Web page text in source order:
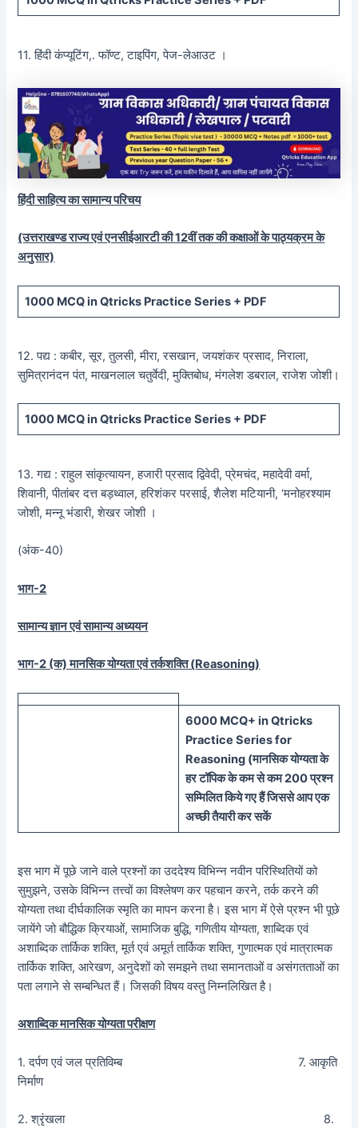
11. हिंदी कंप्यूटिंग,. फॉण्ट, टाइपिंग, पेज-लेआउट ।
हिंदी साहित्य का सामान्य परिचय
(उत्तराखण्ड राज्य एवं एनसीईआरटी की 12वीं तक की कक्षाओं के पाठ्यक्रम के
अनुसार)
1000 MCQin Qtricks Practice Series + PDF
12. पद्य : कबीर, सूर, तुलसी, मीरा, रसखान, जयशंकर प्रसाद, निराला,
सुमित्रानंदन पंत, माखनलाल चतुर्वेदी, मुक्तिबोध, मंगलेश डबराल, राजेश जोशी।
1000 MCQin Qtricks Practice Series + PDF
13. गद्य : राहुल सांकृत्यायन, हजारी प्रसाद द्विवेदी, प्रेमचंद, महादेवी वर्मा,
शिवानी, पीतांबर दत्त बड़थ्वाल, हरिशंकर परसाई, शैलेश मटियानी, ‘मनोहरश्याम
जोशी, मन्नू भंडारी, शेखर जोशी ।
(अंक-40)
भाग-2
सामान्य ज्ञान एवं सामान्य अध्ययन
भाग-2 (क) मानसिक योग्यता एवं तर्कशक्ति (Reasoning)
6000 MCQ+ inQtricks
Practice Seriesfor
Reasoning (मानसिकयोग्यता के
हर टॉपिक के कम से कम 200 प्रश्न
सम्मिलित किये गए हैं जिससे आप एक
अच्छी तैयारी कर सकें
इस भाग में पूछे जाने वाले प्रश्नों का उददेश्य विभिन्न नवीन परिस्थितियों को
सुमुझने, उसके विभिन्न तत्त्वों का विश्लेषण कर पहचान करने, तर्क करने की
योग्यता तथा दीर्घकालिक स्मृति का मापन करना है। इस भाग में ऐसे प्रश्न भी पूछे
जायेंगे जो बौद्धिक क्रियाओं, सामाजिक बुद्धि, गणितीय योग्यता, शाब्दिक एवं
अशाब्दिक तार्किक शक्ति, मूर्त एवं अमूर्त तार्किक शक्ति, गुणात्मक एवं मात्रात्मक
तार्किक शक्ति, आरेखण, अनुदेशों को समझने तथा समानताओं व असंगतताओं का
पता लगाने से सम्बन्धित हैं। जिसकी विषय वस्तु निम्नलिखित है।
अशाब्दिक मानसिक योग्यता परीक्षण
1. दर्पण एवं जल प्रतिविम्ब 7. आकृति
निर्माण
2. श्रृंखला 8.